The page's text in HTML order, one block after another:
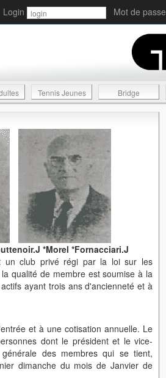
Login Mot de passe
Tennis Jeunes Bridge
*Morel *Fornacciari.J
un club privé régi par la loi sur les
qualité de membre est soumise à la
ayant trois ans d'ancienneté et à
et à une cotisation annuelle. Le
dont le président et le vice-
des membres qui se tient,
dimanche du mois de Janvier de